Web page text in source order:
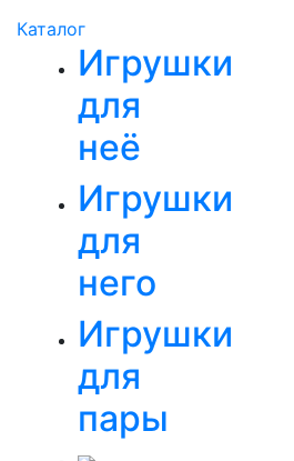
Каталог
Игрушки
для
неё
Игрушки
для
него
Игрушки
для
пары